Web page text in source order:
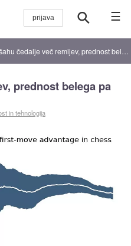
☰
čedalje več remijev, prednost belega pa ostaja
prednost belega pa
in tehnologija